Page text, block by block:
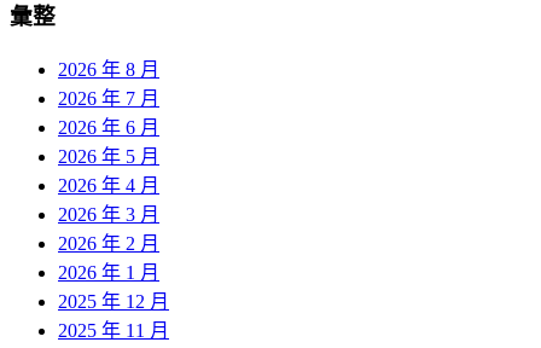
彙整
2026 年 8 月
2026 年 7 月
2026 年 6 月
2026 年 5 月
2026 年 4 月
2026 年 3 月
2026 年 2 月
2026 年 1 月
2025 年 12 月
2025 年 11 月